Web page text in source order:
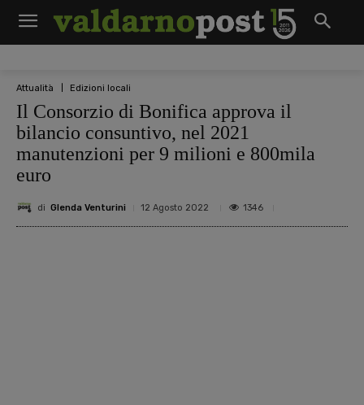
Attualità Edizioni locali
Il Consorzio di Bonifica approva il
bilancio consuntivo, nel 2021
manutenzioni per 9 milioni e 800mila
euro
di Glenda Venturini 12 Agosto 2022 1346